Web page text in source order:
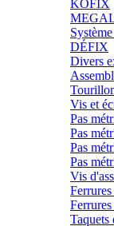
KOFIX
DÉFIX
Divers
Vis et
Pas
Pas
Pas
Pas
Vis
Taquets